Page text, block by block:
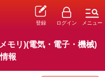
登録 ログイン メニュー
モリ)(電気・電子・機械)
報